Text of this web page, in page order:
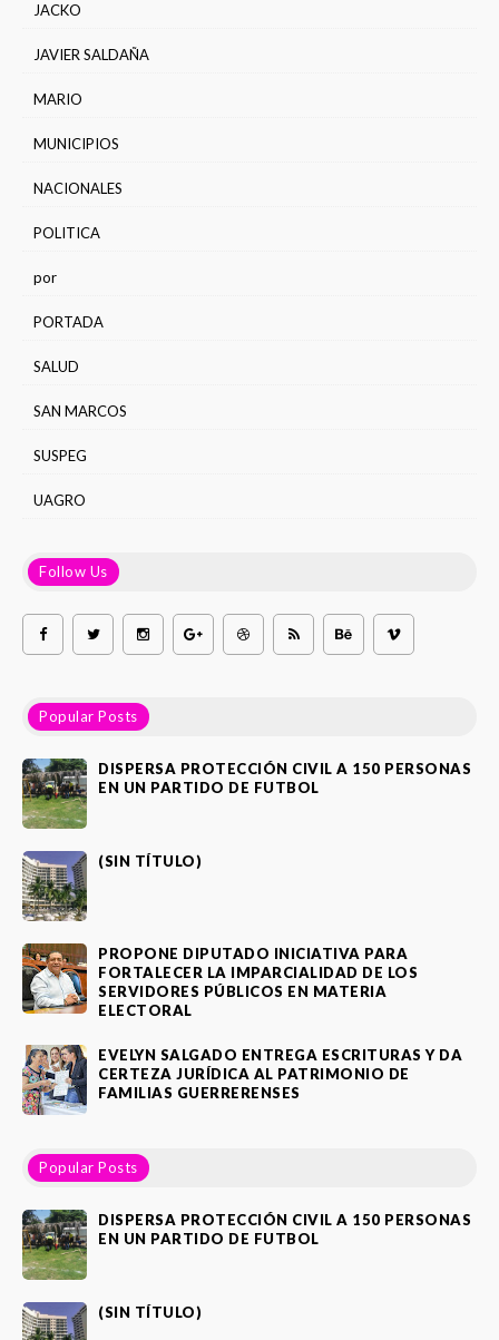
JACKO
JAVIER SALDAÑA
MARIO
MUNICIPIOS
NACIONALES
POLITICA
por
PORTADA
SALUD
SAN MARCOS
SUSPEG
UAGRO
Follow Us
Popular Posts
DISPERSA PROTECCIÓN CIVIL A 150 PERSONAS
EN UN PARTIDO DE FUTBOL
(SIN TÍTULO)
PROPONE DIPUTADO INICIATIVA PARA
FORTALECER LA IMPARCIALIDAD DE LOS
SERVIDORES PÚBLICOS EN MATERIA
ELECTORAL
EVELYN SALGADO ENTREGA ESCRITURAS Y DA
CERTEZA JURÍDICA AL PATRIMONIO DE
FAMILIAS GUERRERENSES
Popular Posts
DISPERSA PROTECCIÓN CIVIL A 150 PERSONAS
EN UN PARTIDO DE FUTBOL
(SIN TÍTULO)